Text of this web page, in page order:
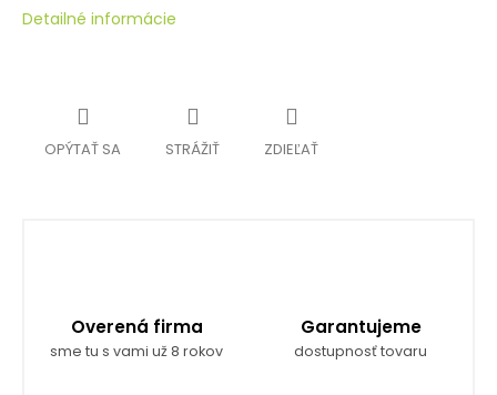
Detailné informácie
OPÝTAŤ SA STRÁŽIŤ ZDIEĽAŤ
Overená firma
sme tu s vami už 8 rokov
Garantujeme
dostupnosť tovaru